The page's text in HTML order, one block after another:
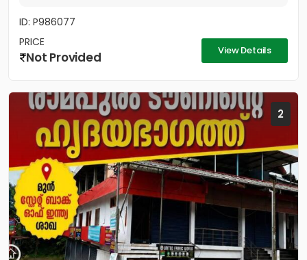
ID: P986077
PRICE
Not Provided View Details
2